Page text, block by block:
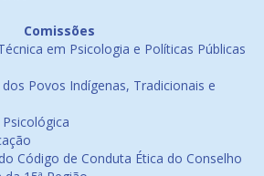
Comissões
em Psicologia e Políticas Públicas
Povos Indígenas, Tradicionais e
Código de Conduta Ética do Conselho